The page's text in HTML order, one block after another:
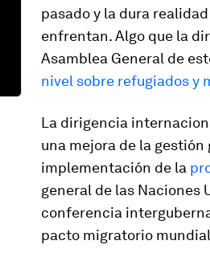
pasado y la dura
enfrentan. Algo que la
Asamblea General de
nivel sobre refugiados y
La dirigencia
una mejora de la
implementación de la
general de las Naciones
conferencia
pacto migratorio